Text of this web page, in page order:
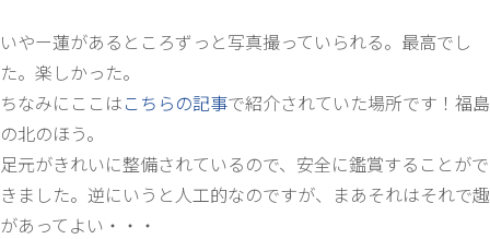
いやー蓮があるところずっと写真撮っていられる。最高でし
た。楽しかった。
ちなみにここはこちらの記事で紹介されていた場所です！福島
の北のほう。
足元がきれいに整備されているので、安全に鑑賞することがで
きました。逆にいうと人工的なのですが、まあそれはそれで趣
があってよい・・・